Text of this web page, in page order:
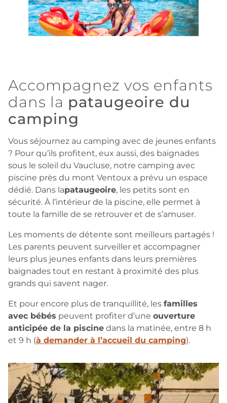
Accompagnez vos enfants
dans la pataugeoire du
camping
Vous séjournez au camping avec de jeunes enfants
? Pour qu’ils profitent, eux aussi, des baignades
sous le soleil du Vaucluse, notre camping avec
piscine près du mont Ventoux a prévu un espace
dédié. Dans lapataugeoire, les petits sont en
sécurité. À l’intérieur de la piscine, elle permet à
toute la famille de se retrouver et de s’amuser.
Les moments de détente sont meilleurs partagés !
Les parents peuvent surveiller et accompagner
leurs plus jeunes enfants dans leurs premières
baignades tout en restant à proximité des plus
grands qui savent nager.
Et pour encore plus de tranquillité, les familles
avec bébés peuvent profiter d’une ouverture
anticipée de la piscine dans la matinée, entre 8 h
et 9 h (à demander à l’accueil du camping).